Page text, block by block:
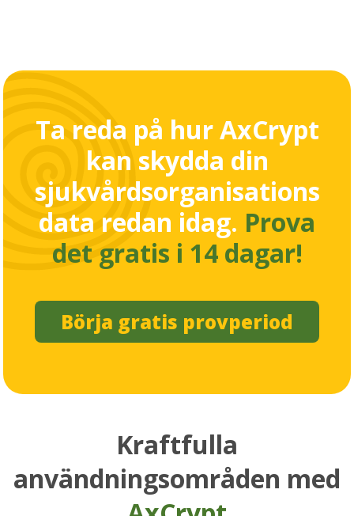
Ta reda på hur AxCrypt
kan skydda din
sjukvårdsorganisations
data redan idag. Prova
det gratis i 14 dagar!
Börja gratis provperiod
Kraftfulla
användningsområden med